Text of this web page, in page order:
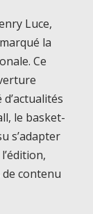
Luce,
la
Ce
le basket-
s’adapter
contenu